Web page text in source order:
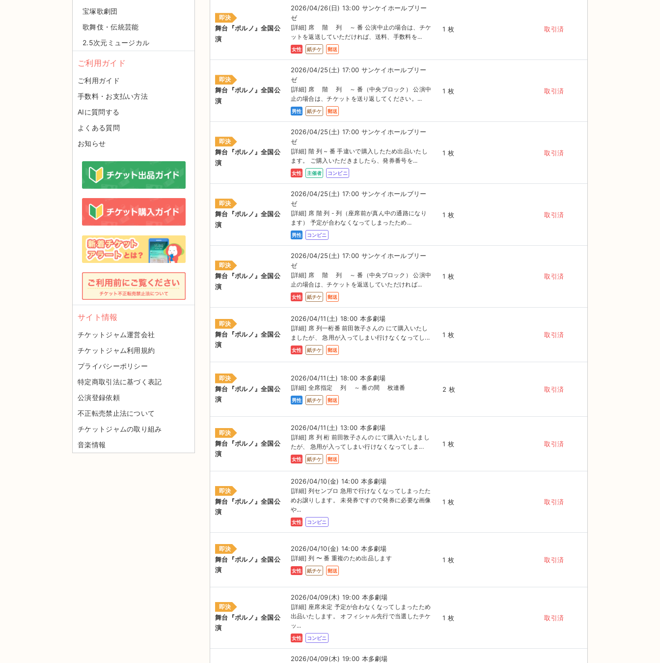
即決
舞台『ポルノ』全国公
演
2026/04/26(日) 13:00 サンケイホールブリー
ゼ
[詳細] 席 階 列 ～ 番 公演中止の場合は、チケ
ットを返送していただければ、送料、手数料を...
女性 紙チケ 郵送
1 枚 取引済
即決
舞台『ポルノ』全国公
演
2026/04/25(土) 17:00 サンケイホールブリー
ゼ
[詳細] 席 階 列 ～ 番（中央ブロック） 公演中
止の場合は、チケットを送り返してください。...
男性 紙チケ 郵送
1 枚 取引済
即決
舞台『ポルノ』全国公
演
2026/04/25(土) 17:00 サンケイホールブリー
ゼ
[詳細] 階 列 ~ 番 手違いで購入したため出品いたし
ます。 ご購入いただきましたら、発券番号を...
女性 主催者 コンビニ
1 枚 取引済
即決
舞台『ポルノ』全国公
演
2026/04/25(土) 17:00 サンケイホールブリー
ゼ
[詳細] 席 階 列 - 列（座席前が真ん中の通路になり
ます） 予定が合わなくなってしまったため...
男性 コンビニ
1 枚 取引済
即決
舞台『ポルノ』全国公
演
2026/04/25(土) 17:00 サンケイホールブリー
ゼ
[詳細] 席 階 列 ～ 番（中央ブロック） 公演中
止の場合は、チケットを返送していただければ...
女性 紙チケ 郵送
1 枚 取引済
即決
舞台『ポルノ』全国公
演
2026/04/11(土) 18:00 本多劇場
[詳細] 席 列一桁番 前田敦子さんの にて購入いたし
ましたが、 急用が入ってしまい行けなくなってし...
女性 紙チケ 郵送
1 枚 取引済
即決
舞台『ポルノ』全国公
演
2026/04/11(土) 18:00 本多劇場
[詳細] 全席指定 列 ～ 番の間 枚連番
男性 紙チケ 郵送
2 枚 取引済
即決
舞台『ポルノ』全国公
演
2026/04/11(土) 13:00 本多劇場
[詳細] 席 列 桁 前田敦子さんの にて購入いたしまし
たが、 急用が入ってしまい行けなくなってしま...
女性 紙チケ 郵送
1 枚 取引済
即決
舞台『ポルノ』全国公
演
2026/04/10(金) 14:00 本多劇場
[詳細] 列センブロ 急用で行けなくなってしまったた
めお譲りします。 未発券ですので発券に必要な画像
や...
女性 コンビニ
1 枚 取引済
即決
舞台『ポルノ』全国公
演
2026/04/10(金) 14:00 本多劇場
[詳細] 列 〜 番 重複のため出品します
女性 紙チケ 郵送
1 枚 取引済
即決
舞台『ポルノ』全国公
演
2026/04/09(木) 19:00 本多劇場
[詳細] 座席未定 予定が合わなくなってしまったため
出品いたします。 オフィシャル先行で当選したチケ
ッ...
女性 コンビニ
1 枚 取引済
2026/04/09(木) 19:00 本多劇場
宝塚歌劇団
歌舞伎・伝統芸能
2.5次元ミュージカル
ご利用ガイド
ご利用ガイド
手数料・お支払い方法
AIに質問する
よくある質問
お知らせ
サイト情報
チケットジャム運営会社
チケットジャム利用規約
プライバシーポリシー
特定商取引法に基づく表記
公演登録依頼
不正転売禁止法について
チケットジャムの取り組み
音楽情報